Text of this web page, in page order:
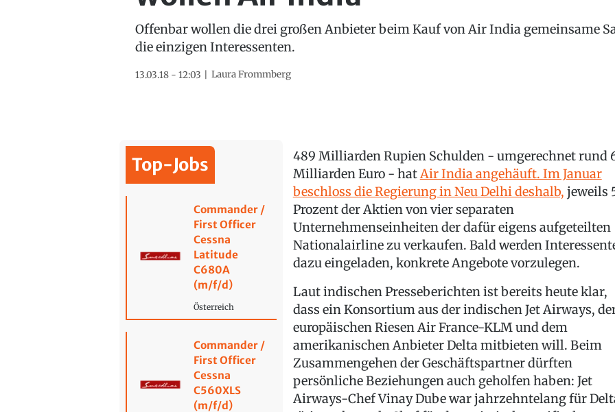
Offenbar wollen die drei großen Anbieter beim Kauf von Air India gemeinsame
die einzigen Interessenten.
13.03.18 - 12:03 Laura Frommberg
Top-Jobs
Commander /
First Officer
Cessna
Latitude
C680A
(m/f/d)
Österreich
Commander /
First Officer
Cessna
C560XLS
(m/f/d)
489 Milliarden Rupien Schulden - umgerechnet rund
Milliarden Euro - hatAir India angehäuft. Im Januar
beschloss die Regierung in Neu Delhi deshalb, jeweils
Prozent der Aktien von vier separaten
Unternehmenseinheiten der dafür eigens aufgeteilten
Nationalairline zu verkaufen. Bald werden
dazu eingeladen, konkrete Angebote vorzulegen.
Laut indischen Presseberichten ist bereits heute klar,
dass ein Konsortium aus der indischen Jet Airways,
europäischen Riesen Air France-KLM und dem
amerikanischen Anbieter Delta mitbieten will. Beim
Zusammengehen der Geschäftspartner dürften
persönliche Beziehungen auch geholfen haben: Jet
Airways-Chef Vinay Dube war jahrzehntelang für